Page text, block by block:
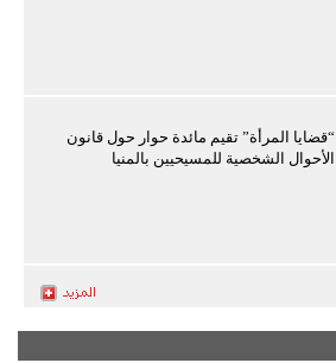
“قضايا المرأة” تقيم مائدة حوار حول قانون
الأحوال الشخصية للمسيحيين بالمنيا